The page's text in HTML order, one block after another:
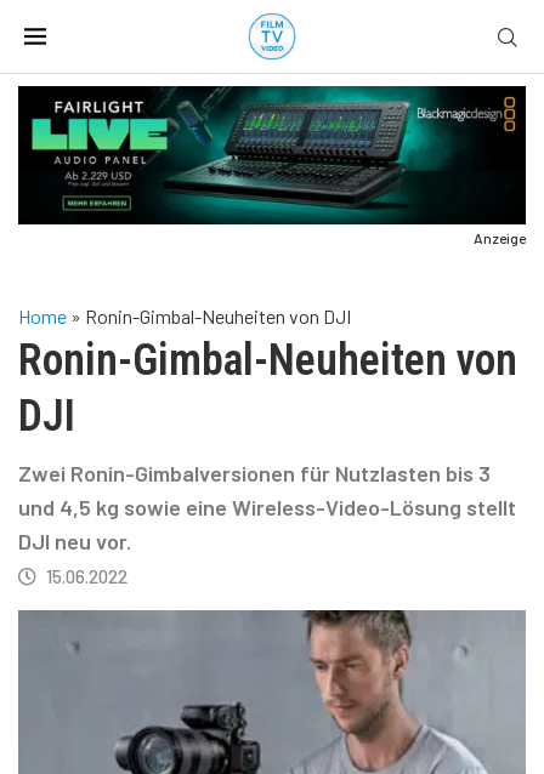
Anzeige
Home » Ronin-Gimbal-Neuheiten von DJI
Ronin-Gimbal-Neuheiten von
DJI
Zwei Ronin-Gimbalversionen für Nutzlasten bis 3
und 4,5 kg sowie eine Wireless-Video-Lösung stellt
DJI neu vor.
15.06.2022